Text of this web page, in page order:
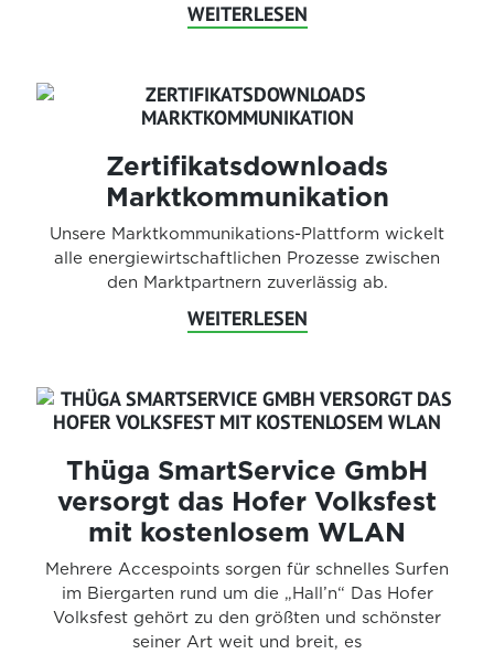
WEITERLESEN
Zertifikatsdownloads
Marktkommunikation
Unsere Marktkommunikations-Plattform wickelt
alle energiewirtschaftlichen Prozesse zwischen
den Marktpartnern zuverlässig ab.
WEITERLESEN
Thüga SmartService GmbH
versorgt das Hofer Volksfest
mit kostenlosem WLAN
Mehrere Accespoints sorgen für schnelles Surfen
im Biergarten rund um die „Hall’n“ Das Hofer
Volksfest gehört zu den größten und schönster
seiner Art weit und breit, es